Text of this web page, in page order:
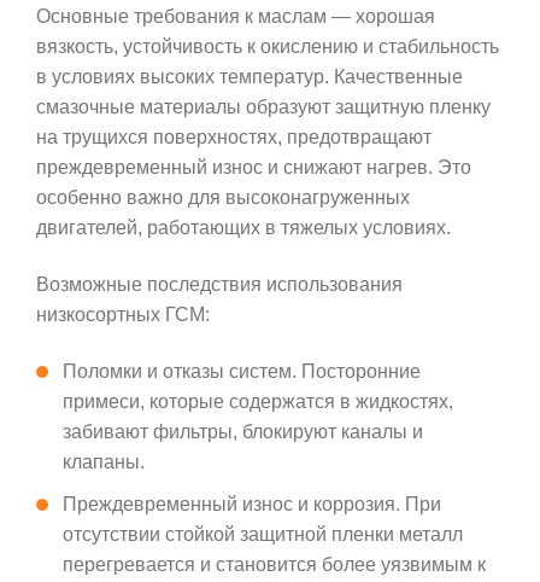
Основные требования к маслам — хорошая
вязкость, устойчивость к окислению и стабильность
в условиях высоких температур. Качественные
смазочные материалы образуют защитную пленку
на трущихся поверхностях, предотвращают
преждевременный износ и снижают нагрев. Это
особенно важно для высоконагруженных
двигателей, работающих в тяжелых условиях.
Возможные последствия использования
низкосортных ГСМ:
Поломки и отказы систем. Посторонние
примеси, которые содержатся в жидкостях,
забивают фильтры, блокируют каналы и
клапаны.
Преждевременный износ и коррозия. При
отсутствии стойкой защитной пленки металл
перегревается и становится более уязвимым к